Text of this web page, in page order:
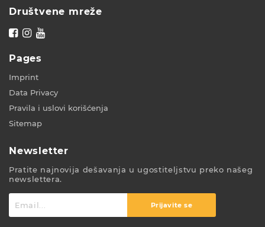
Društvene mreže
Pages
Imprint
Data Privacy
Pravila i uslovi korišćenja
Sitemap
Newsletter
Pratite najnovija dešavanja u ugostiteljstvu preko našeg
newslettera.
Prijavite se